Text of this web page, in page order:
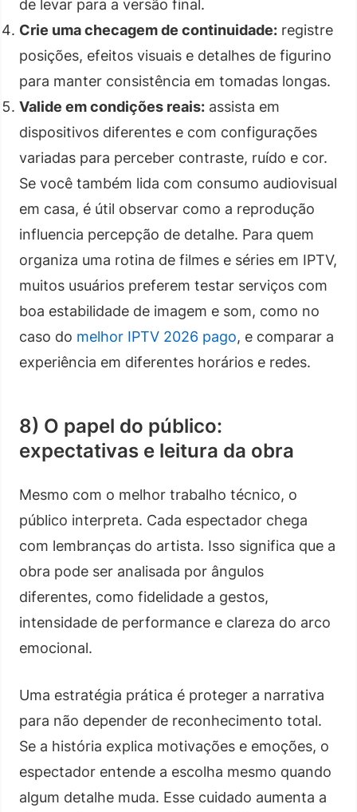
de levar para a versão final.
Crie uma checagem de continuidade: registre
posições, efeitos visuais e detalhes de figurino
para manter consistência em tomadas longas.
Valide em condições reais: assista em
dispositivos diferentes e com configurações
variadas para perceber contraste, ruído e cor.
Se você também lida com consumo audiovisual
em casa, é útil observar como a reprodução
influencia percepção de detalhe. Para quem
organiza uma rotina de filmes e séries em IPTV,
muitos usuários preferem testar serviços com
boa estabilidade de imagem e som, como no
caso do melhor IPTV 2026 pago, e comparar a
experiência em diferentes horários e redes.
8) O papel do público:
expectativas e leitura da obra
Mesmo com o melhor trabalho técnico, o
público interpreta. Cada espectador chega
com lembranças do artista. Isso significa que a
obra pode ser analisada por ângulos
diferentes, como fidelidade a gestos,
intensidade de performance e clareza do arco
emocional.
Uma estratégia prática é proteger a narrativa
para não depender de reconhecimento total.
Se a história explica motivações e emoções, o
espectador entende a escolha mesmo quando
algum detalhe muda. Esse cuidado aumenta a